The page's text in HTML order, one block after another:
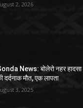
2, 2026
News: बोलेरो नहर
दर्दनाक मौत, एक लापता
3, 2025